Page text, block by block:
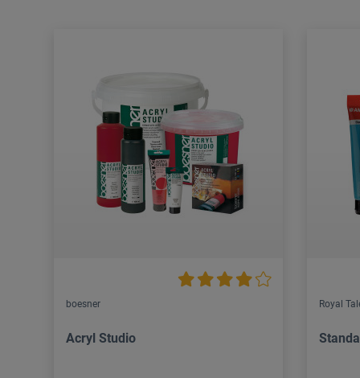
boesner
Acryl Studio
Royal